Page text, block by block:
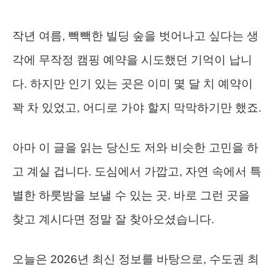
작년 여름, 빽빽한 빌딩 숲을 벗어나고 싶다는 생
각에 무작정 캠핑 예약을 시도했던 기억이 납니
다. 하지만 인기 있는 곳은 이미 몇 달 치 예약이
꽉 차 있었고, 어디로 가야 할지 막막하기만 했죠.
아마 이 글을 읽는 당신도 저와 비슷한 고민을 하
고 계실 겁니다. 도심에서 가깝고, 자연 속에서 특
별한 하룻밤을 보낼 수 있는 곳. 바로 그런 곳을
찾고 계시다면 정말 잘 찾아오셨습니다.
오늘은 2026년 최신 정보를 바탕으로, 수도권 최